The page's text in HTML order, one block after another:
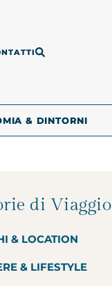
& DINTORNI
di Viaggio
& LOCATION
& LIFESTYLE